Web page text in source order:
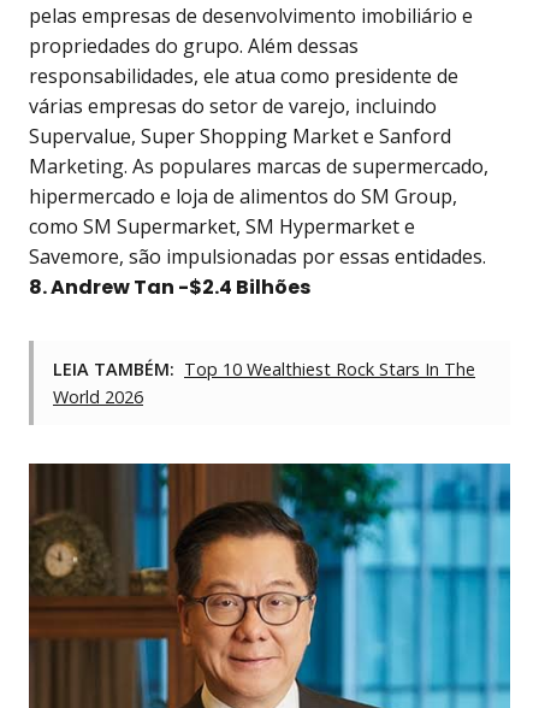
pelas empresas de desenvolvimento imobiliário e
propriedades do grupo. Além dessas
responsabilidades, ele atua como presidente de
várias empresas do setor de varejo, incluindo
Supervalue, Super Shopping Market e Sanford
Marketing. As populares marcas de supermercado,
hipermercado e loja de alimentos do SM Group,
como SM Supermarket, SM Hypermarket e
Savemore, são impulsionadas por essas entidades.
8. Andrew Tan -$2.4 Bilhões
LEIA TAMBÉM: Top 10 Wealthiest Rock Stars In The
World 2026